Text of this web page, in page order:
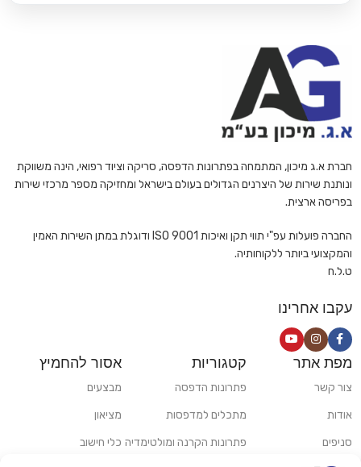
חברת א.ג מיכון, המתמחה בפתרונות הדפסה, סריקה וציוד רפואי, הינה משווקת
ונותנת שירות של היצרנים הגדולים בעולם בישראל ומחזיקה מספר מרכזי שירות
בפריסה ארצית.
החברה פועלות עפ"י תווי תקן ואיכות ISO 9001 ודוגלת במתן השירות האמין
והמקצועי ביותר ללקוחותיה.
ט.ל.ח
עקבו אחרינו
מפת אתר
צור קשר
אודות
סניפים
קטגוריות
פתרונות הדפסה
מתכלים למדפסות
פתרונות הקרנה ומולטימדיה
אסור להחמיץ
מבצעים
מציאון
כלי חישוב